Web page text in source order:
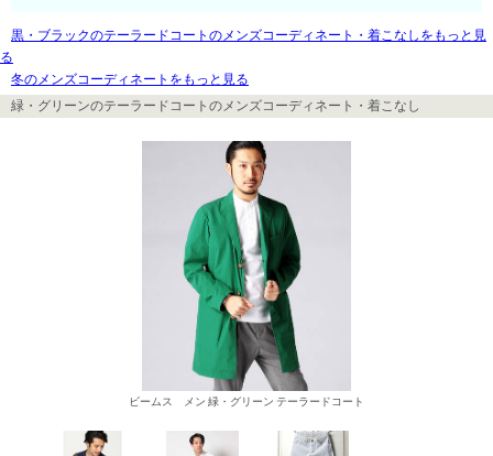
黒・ブラックのテーラードコートのメンズコーディネート・着こなしをもっと見
る
冬のメンズコーディネートをもっと見る
緑・グリーンのテーラードコートのメンズコーディネート・着こなし
ビームス メン 緑・グリーン テーラードコート